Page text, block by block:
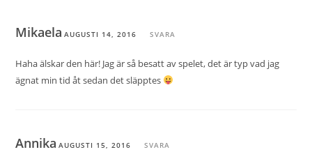
Mikaela AUGUSTI 14, 2016 SVARA
Haha älskar den här! Jag är så besatt av spelet, det är typ vad jag
ägnat min tid åt sedan det släpptes
Annika AUGUSTI 15, 2016 SVARA